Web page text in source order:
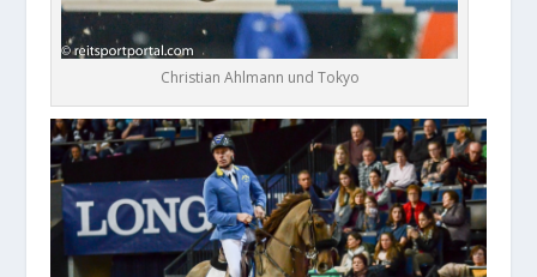
Christian Ahlmann und Tokyo